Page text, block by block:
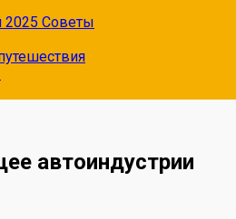
2025 Советы
автоиндустрии